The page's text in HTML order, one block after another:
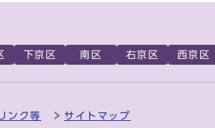
下京区 南区 右京区 西京区
ンク等 サイトマップ